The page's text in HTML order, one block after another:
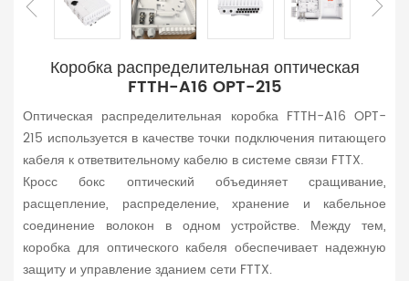
Коробка распределительная оптическая
FTTH-A16 OPT-215
Оптическая распределительная коробка FTTH-A16 OPT-
215 используется в качестве точки подключения питающего
кабеля к ответвительному кабелю в системе связи FTTX.
Кросс бокс оптический объединяет сращивание,
расщепление, распределение, хранение и кабельное
соединение волокон в одном устройстве. Между тем,
коробка для оптического кабеля обеспечивает надежную
защиту и управление зданием сети FTTX.